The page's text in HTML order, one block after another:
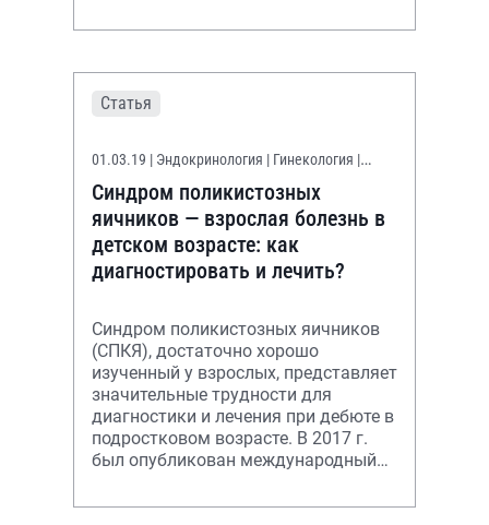
Статья
01.03.19 | Эндокринология | Гинекология |
Терапия
Синдром поликистозных
яичников — взрослая болезнь в
детском возрасте: как
диагностировать и лечить?
Синдром поликистозных яичников
(СПКЯ), достаточно хорошо
изученный у взрослых, представляет
значительные трудности для
диагностики и лечения при дебюте в
подростковом возрасте. В 2017 г.
был опубликован международный
существующую док